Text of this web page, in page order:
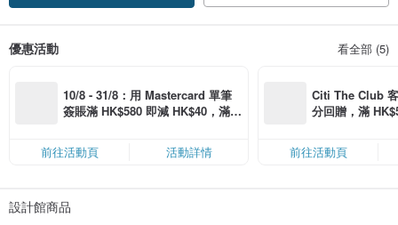
優惠活動 看全部 (5)
10/8 - 31/8：用 Mastercard 單筆
簽賬滿 HK$580 即減 HK$40，滿 H
六、日滿 HK$880 即減 HK$80（名
額有限，額滿即止，僅限「常用信
前往活動頁 活動詳情
Citi The Club
分回贈，滿
前往活動頁
設計館商品